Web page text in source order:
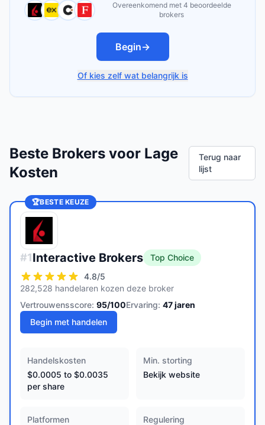
Overeenkomend met 4 beoordeelde
brokers
Begin→
Of kies zelf wat belangrijk is
Beste Brokers voor Lage
Kosten
Terug naar
lijst
🏆BESTE KEUZE
#1Interactive Brokers
Top Choice
4.8/5
282,528 handelaren kozen deze broker
Vertrouwensscore: 95/100Ervaring: 47jaren
Begin met handelen
Handelskosten
$0.0005 to $0.0035
per share
Min. storting
Bekijk website
Platformen
Regulering